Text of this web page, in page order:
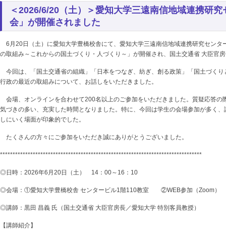
＜2026/6/20（土）＞愛知大学三遠南信地域連携研
会」が開催されました
6月20日（土）に愛知大学豊橋校舎にて、愛知大学三遠南信地域連携研究センタ
の取組み～これからの国土づくり・人づくり～」が開催され、国土交通省 大臣官
今回は、「国土交通省の組織」「日本をつなぎ、紡ぎ、創る政策」「国土づく
行政の最近の取組みについて、お話しをいただきました。
会場、オンラインを合わせて200名以上のご参加をいただきました。質疑応答の
気づきの多い、充実した時間となりました。特に、今回は学生の会場参加が多く
しにいく場面が印象的でした。
たくさんの方々にご参加をいただき誠にありがとうございました。
********************************************************************************
◎日時：2026年6月20日（土） 14：00～16：10
◎会場：①愛知大学豊橋校舎 センタービル1階110教室 ②WEB参加（Zoom）
◎講師：黒田 昌義 氏（国土交通省 大臣官房長／愛知大学 特別客員教授）
【講師紹介】